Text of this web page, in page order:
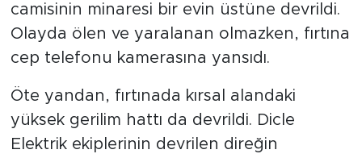
camisinin minaresi bir evin üstüne devrildi.
Olayda ölen ve yaralanan olmazken, fırtına
cep telefonu kamerasına yansıdı.
Öte yandan, fırtınada kırsal alandaki
yüksek gerilim hattı da devrildi. Dicle
Elektrik ekiplerinin devrilen direğin